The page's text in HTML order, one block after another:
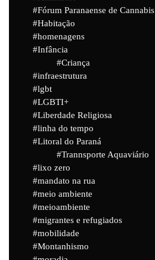
Fórum Paranaense de Cannabis
Habitação
homenagens
Infância
Criança
infraestrutura
lgbt
LGBTI+
Liberdade Religiosa
linha do tempo
Litoral do Paraná
Trannsporte Aquaviário
lixo zero
mandato na rua
meio ambiente
meioambiente
migrantes e refugiados
mobilidade
Montanhismo